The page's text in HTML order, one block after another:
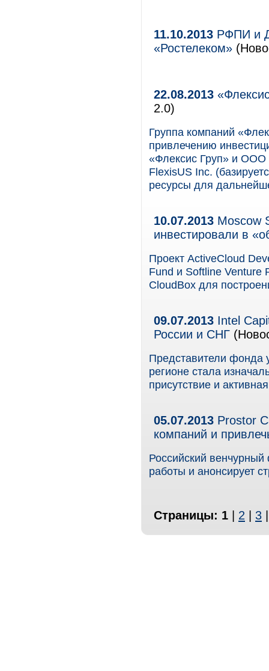
11.10.2013 РФПИ и
«Ростелеком»
22.08.2013
2.0)
Группа компаний
привлечению
«Флексис Груп» и ООО
FlexisUS Inc.
ресурсы для
10.07.2013 Moscow
инвестировали в
Проект ActiveCloud
Fund и Softline Venture
CloudBox для
09.07.2013 Intel
России и СНГ
Представители фонда
регионе стала
присутствие и
05.07.2013 Prostor
компаний и
Российский
работы и анонсирует
Страницы: 1 2 3